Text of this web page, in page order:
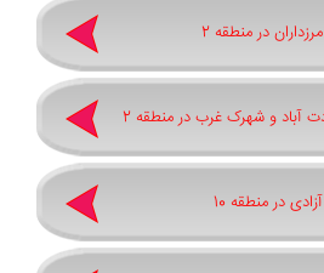
در منطقه 2
آباد و شهرک غرب در منطقه 2
در منطقه 10